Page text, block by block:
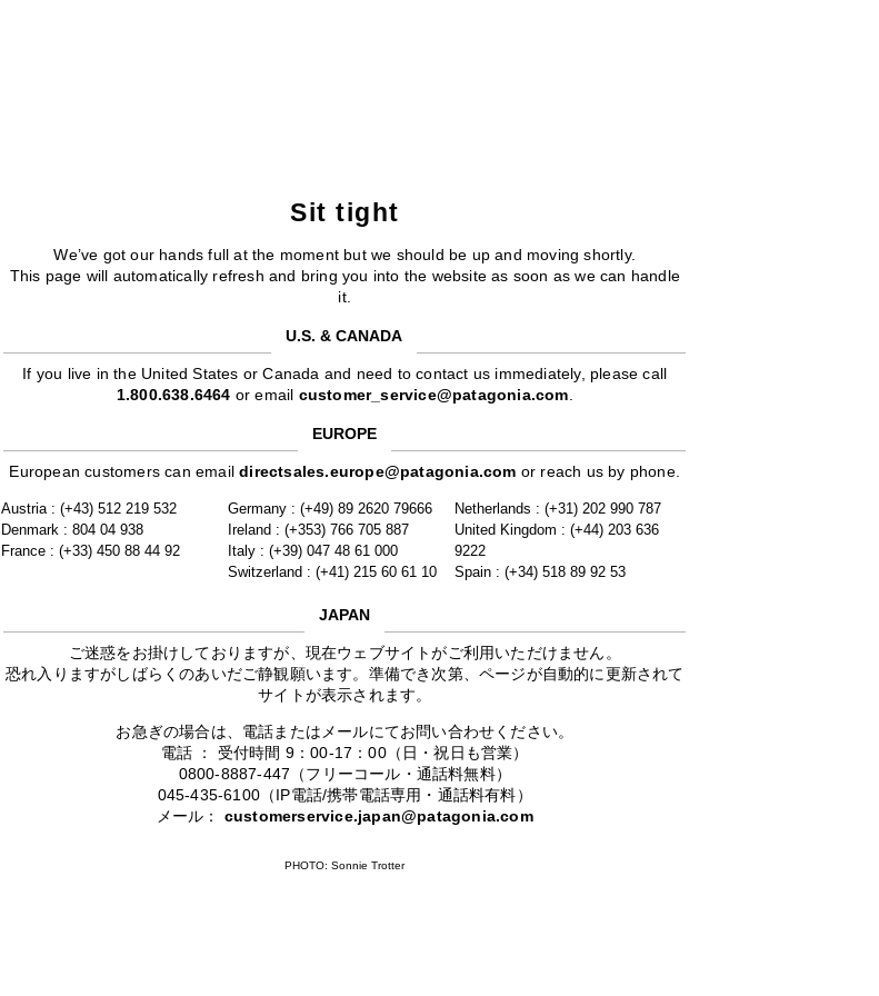
Sit tight
We’ve got our hands full at the moment but we should be up and moving shortly.
This page will automatically refresh and bring you into the website as soon as we can handle
it.
U.S. & CANADA
If you live in the United States or Canada and need to contact us immediately, please call
1.800.638.6464 or email customer_service@patagonia.com.
EUROPE
European customers can emaildirectsales.europe@patagonia.com or reach us by phone.
Austria : (+43) 512 219 532
Denmark : 804 04 938
France : (+33) 450 88 44 92
Germany : (+49) 89 2620 79666
Ireland : (+353) 766 705 887
Italy : (+39) 047 48 61 000
Switzerland : (+41) 215 60 61 10
Netherlands : (+31) 202 990 787
United Kingdom : (+44) 203 636
9222
Spain : (+34) 518 89 92 53
JAPAN
ご迷惑をお掛けしておりますが、現在ウェブサイトがご利用いただけません。
恐れ入りますがしばらくのあいだご静観願います。準備でき次第、ページが自動的に更新されて
サイトが表示されます。
お急ぎの場合は、電話またはメールにてお問い合わせください。
電話 ： 受付時間 9：00-17：00（日・祝日も営業）
0800-8887-447（フリーコール・通話料無料）
045-435-6100（IP電話/携帯電話専用・通話料有料）
メール： customerservice.japan@patagonia.com
PHOTO: Sonnie Trotter